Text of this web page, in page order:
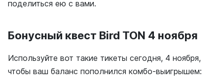
поделиться ею с вами.
Бонусный квест Bird TON 4 ноября
Используйте вот такие тикеты сегодня, 4 ноября,
чтобы ваш баланс пополнился комбо-выигрышем: